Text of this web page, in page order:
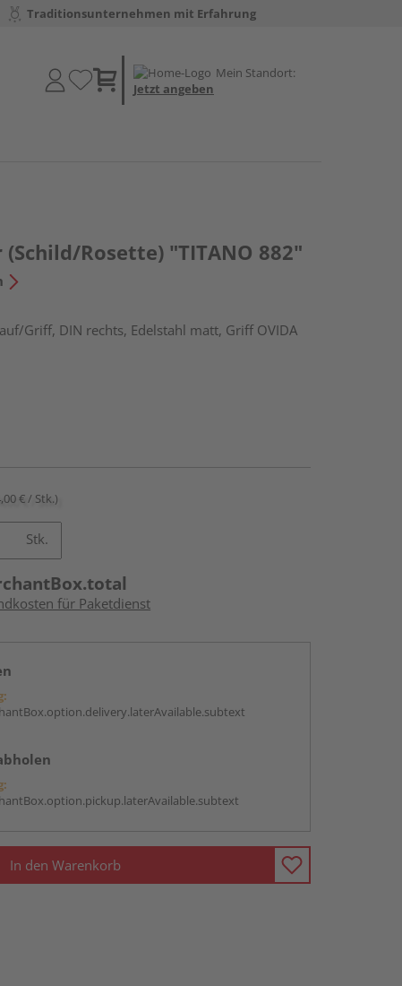
Traditionsunternehmen mit Erfahrung
Mein Standort:
Jetzt angeben
Rosette) "TITANO 882"
Griff, DIN rechts, Edelstahl matt, Griff OVIDA
€ / Stk.)
Stk.
für Paketdienst
In den Warenkorb